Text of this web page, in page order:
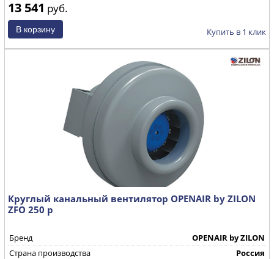
13 541 руб.
Купить в 1 клик
Круглый канальный вентилятор OPENAIR by ZILON
ZFO 250 р
Бренд
OPENAIR by ZILON
Страна производства
Россия